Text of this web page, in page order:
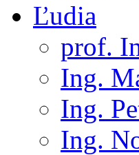
Ľudia
prof.
Ing.
Ing.
Ing.